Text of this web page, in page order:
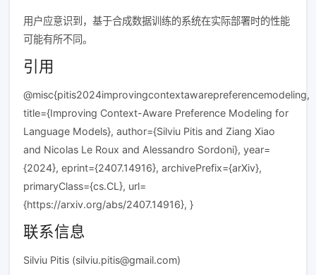
用户应意识到，基于合成数据训练的系统在实际部署时的性能
可能有所不同。
引用
@misc{pitis2024improvingcontextawarepreferencemodeling,
title={Improving Context-Aware Preference Modeling for
Language Models}, author={Silviu Pitis and Ziang Xiao
and Nicolas Le Roux and Alessandro Sordoni}, year=
{2024}, eprint={2407.14916}, archivePrefix={arXiv},
primaryClass={cs.CL}, url=
{https://arxiv.org/abs/2407.14916}, }
联系信息
Silviu Pitis (silviu.pitis@gmail.com)